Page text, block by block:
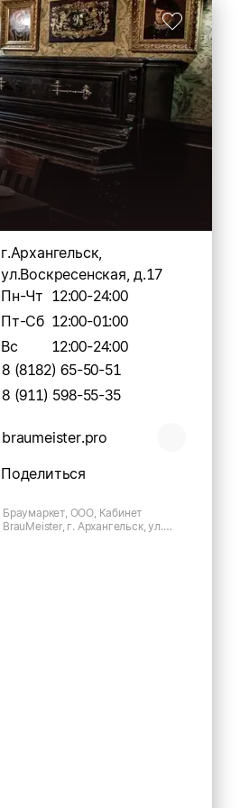
г.Архангельск,
ул.Воскресенская, д.17
Пн-Чт 12:00-24:00
Пт-Сб 12:00-01:00
Вс
12:00-24:00
8 (8182) 65-50-51
8 (911) 598-55-35
braumeister.pro
Поделиться
Браумаркет, ООО, Кабинет
BrauMeister, г. Архангельск, ул.